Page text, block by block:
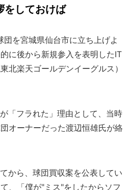
をしておけば
を宮城県仙台市に立ち上げよ
に後から新規参入を表明したIT
北楽天ゴールデンイーグルス）
「フラれた」理由として、当時
オーナーだった渡辺恒雄氏が絡
から、球団買収案を公表してい
、「僕が"ミス"をしたからソフ